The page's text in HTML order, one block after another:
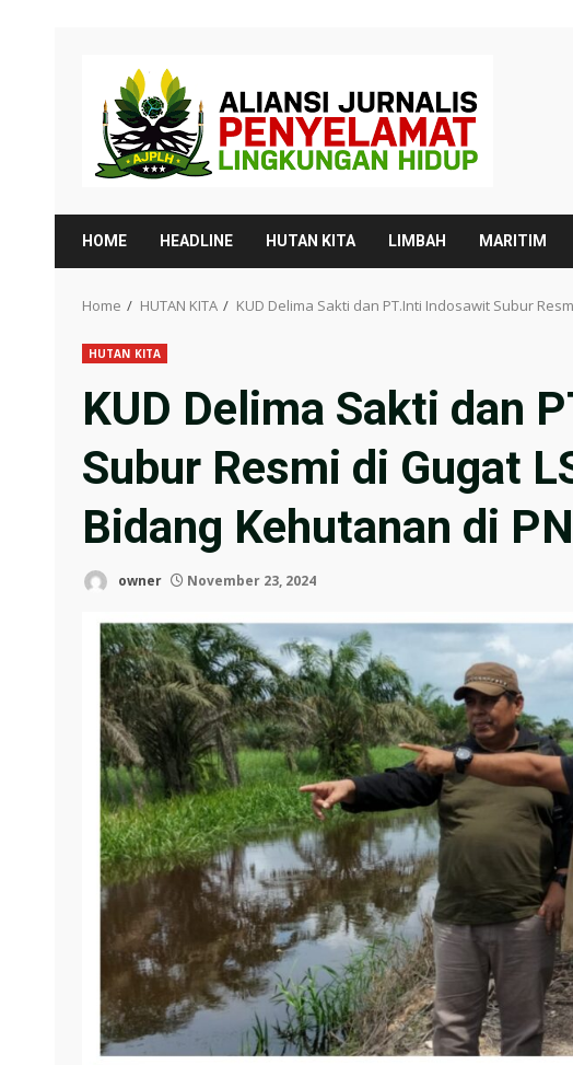
HOME HEADLINE HUTAN KITA LIMBAH MARITIM
Home HUTAN KITA KUD Delima Sakti dan PT.Inti Indosawit Subur
HUTAN KITA
KUD Delima Sakti dan
Subur Resmi di Gugat
Bidang Kehutanan di
owner November 23, 2024